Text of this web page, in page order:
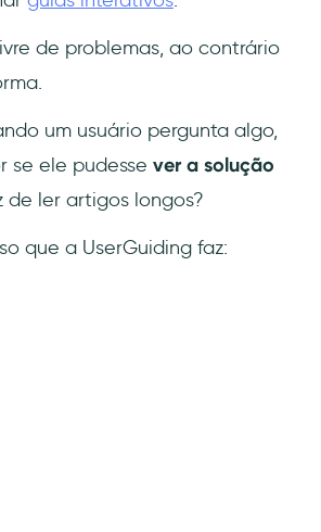
de problemas, ao contrário
um usuário pergunta algo,
se ele pudesse ver a solução
de ler artigos longos?
que a UserGuiding faz: